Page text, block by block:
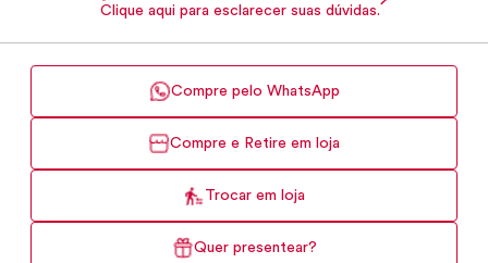
Clique aqui para esclarecer suas dúvidas.
Compre pelo WhatsApp
Compre e Retire em loja
Trocar em loja
Quer presentear?